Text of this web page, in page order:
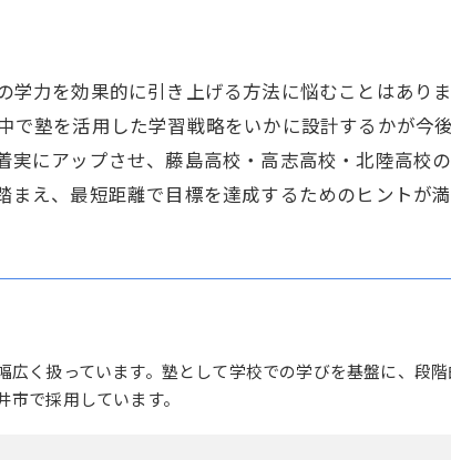
力を効果的に引き上げる方法に悩むことはあり
塾を活用した学習戦略をいかに設計するかが今
にアップさせ、藤島高校・高志高校・北陸高校
え、最短距離で目標を達成するためのヒントが満
く扱っています。塾として学校での学びを基盤に、段
で採用しています。